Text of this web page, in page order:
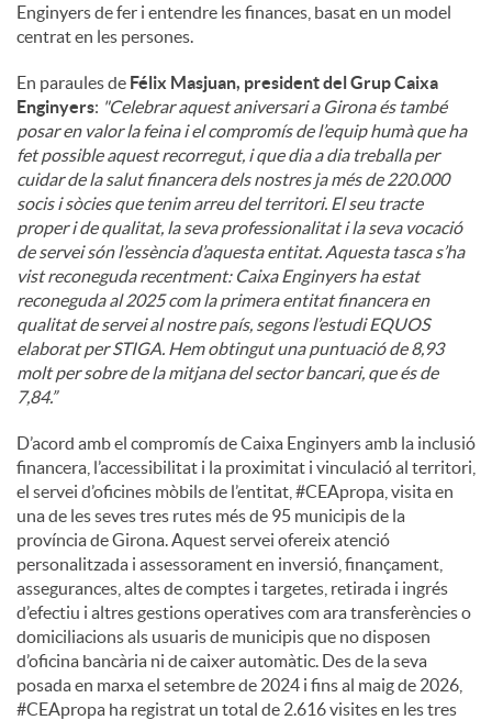
Enginyers de fer i entendre les finances, basat en un model
centrat en les persones.
En paraules de Félix Masjuan, president del Grup Caixa
Enginyers: "Celebrar aquest aniversari a Girona és també
posar en valor la feina i el compromís de l’equip humà que ha
fet possible aquest recorregut, i que dia a dia treballa per
cuidar de la salut financera dels nostres ja més de 220.000
socis i sòcies que tenim arreu del territori. El seu tracte
proper i de qualitat, la seva professionalitat i la seva vocació
de servei són l’essència d’aquesta entitat. Aquesta tasca s’ha
vist reconeguda recentment: Caixa Enginyers ha estat
reconeguda al 2025 com la primera entitat financera en
qualitat de servei al nostre país, segons l’estudi EQUOS
elaborat per STIGA. Hem obtingut una puntuació de 8,93
molt per sobre de la mitjana del sector bancari, que és de
7,84.”
D’acord amb el compromís de Caixa Enginyers amb la inclusió
financera, l’accessibilitat i la proximitat i vinculació al territori,
el servei d’oficines mòbils de l’entitat, #CEApropa, visita en
una de les seves tres rutes més de 95 municipis de la
província de Girona. Aquest servei ofereix atenció
personalitzada i assessorament en inversió, finançament,
assegurances, altes de comptes i targetes, retirada i ingrés
d’efectiu i altres gestions operatives com ara transferències o
domiciliacions als usuaris de municipis que no disposen
d’oficina bancària ni de caixer automàtic. Des de la seva
posada en marxa el setembre de 2024 i fins al maig de 2026,
#CEApropa ha registrat un total de 2.616 visites en les tres